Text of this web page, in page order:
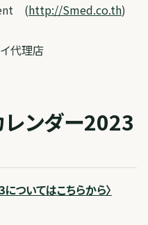
(http://Smed.co.th)
代理店
レンダー2023
ついてはこちらから〉